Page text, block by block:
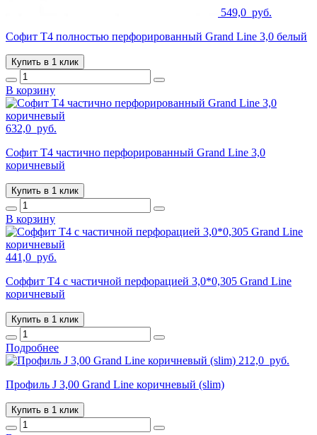
549,0 руб.
Софит T4 полностью перфорированный Grand Line 3,0 белый
Купить в 1 клик
В корзину
632,0 руб.
Софит T4 частично перфорированный Grand Line 3,0
коричневый
Купить в 1 клик
В корзину
441,0 руб.
Соффит T4 с частичной перфорацией 3,0*0,305 Grand Line
коричневый
Купить в 1 клик
Подробнее
212,0 руб.
Профиль J 3,00 Grand Line коричневый (slim)
Купить в 1 клик